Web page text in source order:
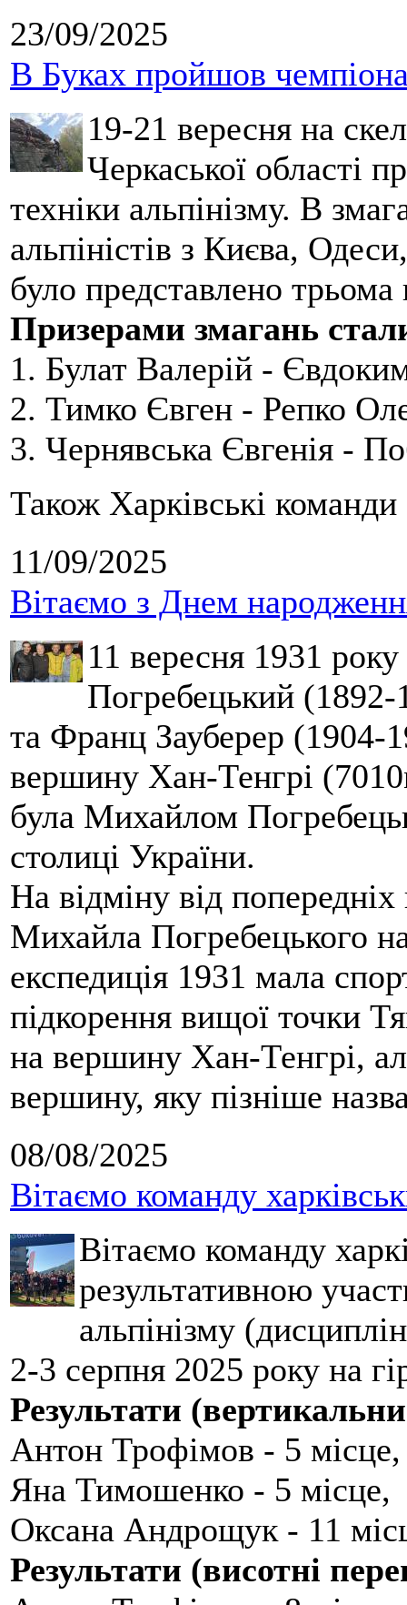
23/09/2025
В Буках пройшов
19-21 вересня на
Черкаської області
техніки альпінізму. В
альпіністів з Києва,
було представлено
Призерами змагань
1. Булат Валерій -
2. Тимко Євген - Репко
3. Чернявська Євгенія -
Також Харківські
11/09/2025
Вітаємо з Днем
11 вересня 1931
Погребецький
та Франц Зауберер (1904-
вершину Хан-Тенгрі
була Михайлом
столиці України.
На відміну від
Михайла Погребецького
експедиція 1931 мала
підкорення вищої точки
на вершину Хан-Тенгрі,
вершину, яку пізніше
08/08/2025
Вітаємо команду
Вітаємо команду
результативною
альпінізму
2-3 серпня 2025 року на
Результати
Антон Трофімов - 5 місце,
Яна Тимошенко - 5 місце,
Оксана Андрощук - 11
Результати (висотні